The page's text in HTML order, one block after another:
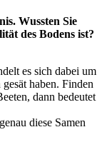
Wussten Sie
des Bodens ist?
es sich dabei um
haben. Finden
dann bedeutet
diese Samen